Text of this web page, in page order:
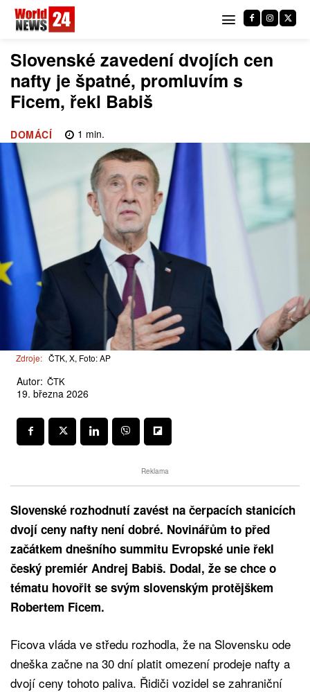
Slovenské zavedení dvojích cen
nafty je špatné, promluvím s
Ficem, řekl Babiš
DOMÁCÍ 1 min.
Zdroje: ČTK, X, Foto: AP
Autor: ČTK
19. března 2026
Reklama
Slovenské rozhodnutí zavést na čerpacích stanicích
dvojí ceny nafty není dobré. Novinářům to před
začátkem dnešního summitu Evropské unie řekl
český premiér Andrej Babiš. Dodal, že se chce o
tématu hovořit se svým slovenským protějškem
Robertem Ficem.
Ficova vláda ve středu rozhodla, že na Slovensku ode
dneška začne na 30 dní platit omezení prodeje nafty a
dvojí ceny tohoto paliva. Řidiči vozidel se zahraniční